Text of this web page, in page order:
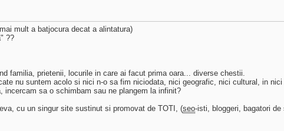
mult a batjocura decat a alintatura)
??
familia, prietenii, locurile in care ai facut prima oara... diverse chestii.
nu suntem acolo si nici n-o sa fim niciodata, nici geografic, nici cultural, in
incercam sa o schimbam sau ne plangem la infinit?
cu un singur site sustinut si promovat de TOTI, (seo-isti, bloggeri, bagatori